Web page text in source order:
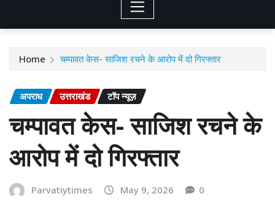
Home चम्पावत केस- साजिश रचने के आरोप में दो गिरफ्तार
अपराध उत्तराखंड टॉप न्यूज़
चम्पावत केस- साजिश रचने के
आरोप में दो गिरफ्तार
Parvatiytimes May 9, 2026 0